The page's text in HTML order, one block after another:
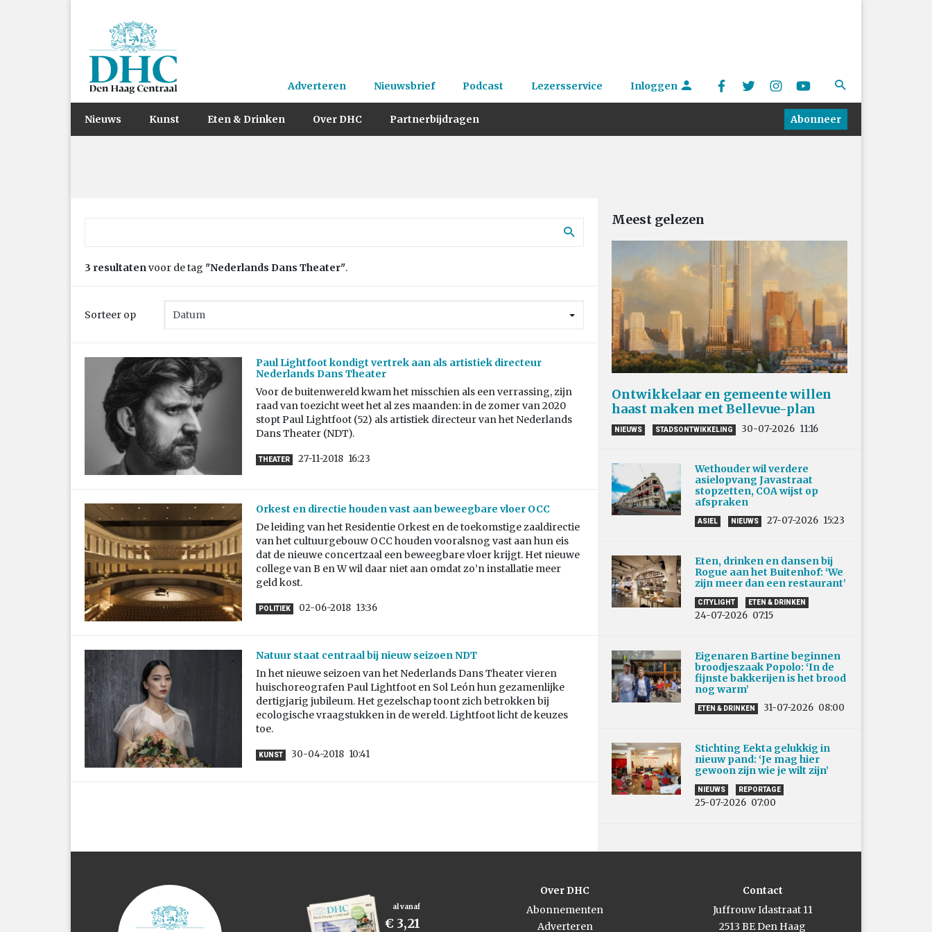
Adverteren Nieuwsbrief Podcast Lezersservice Inloggen
Nieuws Kunst Eten & Drinken Over DHC Partnerbijdragen Abonneer
3 resultatenvoor de tag "Nederlands Dans Theater".
Sorteer op
Paul Lightfoot kondigt vertrek aan als artistiek directeur
Nederlands Dans Theater
Voor de buitenwereld kwam het misschien als een verrassing, zijn
raad van toezicht weet het al zes maanden: in de zomer van 2020
stopt Paul Lightfoot (52) als artistiek directeur van het Nederlands
Dans Theater (NDT).
THEATER 27-11-2018 16:23
Orkest en directie houden vast aan beweegbare vloer OCC
De leiding van het Residentie Orkest en de toekomstige zaaldirectie
van het cultuurgebouw OCC houden vooralsnog vast aan hun eis
dat de nieuwe concertzaal een beweegbare vloer krijgt. Het nieuwe
college van B en W wil daar niet aan omdat zo’n installatie meer
geld kost.
POLITIEK 02-06-2018 13:36
Natuur staat centraal bij nieuw seizoen NDT
In het nieuwe seizoen van het Nederlands Dans Theater vieren
huischoreografen Paul Lightfoot en Sol León hun gezamenlijke
dertigjarig jubileum. Het gezelschap toont zich betrokken bij
ecologische vraagstukken in de wereld. Lightfoot licht de keuzes
toe.
KUNST 30-04-2018 10:41
Meest gelezen
Ontwikkelaar en gemeente willen
haast maken met Bellevue-plan
NIEUWS STADSONTWIKKELING 30-07-2026 11:16
Wethouder wil verdere
asielopvang Javastraat
stopzetten, COA wijst op
afspraken
ASIEL NIEUWS 27-07-2026 15:23
Eten, drinken en dansen bij
Rogue aan het Buitenhof: ‘We
zijn meer dan een restaurant’
CITYLIGHT ETEN & DRINKEN
24-07-2026 07:15
Eigenaren Bartine beginnen
broodjeszaak Popolo: ‘In de
fijnste bakkerijen is het brood
nog warm’
ETEN & DRINKEN 31-07-2026 08:00
Stichting Eekta gelukkig in
nieuw pand: ‘Je mag hier
gewoon zijn wie je wilt zijn’
NIEUWS REPORTAGE
25-07-2026 07:00
al vanaf
€ 3,21
Over DHC
Abonnementen
Adverteren
Contact
Juffrouw Idastraat 11
2513 BE Den Haag